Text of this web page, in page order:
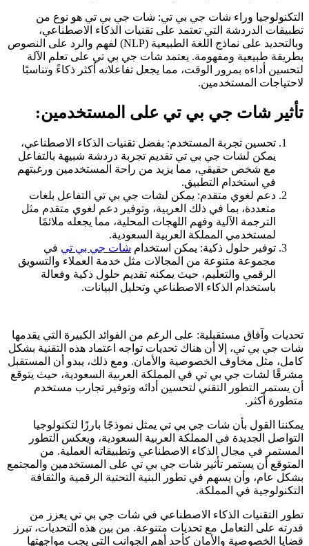
التكنولوجيا وراء شات جي بي تي: شات جي بي تي هو نوع من
تطبيقات الدردشة التي تعتمد على تقنيات الذكاء الاصطناعي،
وبالتحديد على نماذج اللغة الطبيعية (NLP) لفهم والرد على النصوص
بطريقة طبيعية ومفهومة. يعتمد شات جي بي تي على تعلم الآلة
لتحسين أداءه بمرور الوقت، مما يجعل تفاعلاته أكثر ذكاءً وتناسبًا
لاحتياجات المستخدمين.
تأثير شات جي بي تي على المستخدمين:
تحسين تجربة المستخدم: بفضل تقنيات الذكاء الاصطناعي،
يمكن لشات جي بي تي تقديم تجربة دردشة شبيهة بالتفاعل
مع شخص حقيقي، مما يزيد من راحة المستخدمين ورغبتهم
في استخدام التطبيق.
دعم لغوي متقدم: يمكن لشات جي بي تي التفاعل بلغات
متعددة، بما في ذلك العربية، وتوفير دعم لغوي متقدم مثل
الترجمة الآلية وفهم اللهجات المحلية، مما يجعله ملائمًا
لمستخدمي المملكة العربية السعودية.
توفير حلول ذكية: يمكن استخدام شات جي بي تي في
مجموعة متنوعة من المجالات مثل خدمة العملاء والتسويق
الرقمي والتعليم، حيث يمكنه تقديم حلول ذكية وفعالة
باستخدام الذكاء الاصطناعي وتحليل البيانات.
تحديات وآفاق مستقبلية: على الرغم من الفوائد الكبيرة التي يقدمها
شات جي بي تي، إلا أن هناك تحديات تواجه اعتماد هذه التقنية بشكل
كامل، مثل مخاوف الخصوصية والأمان. ومع ذلك، يبدو أن المستقبل
مشرقًا لشات جي بي تي في المملكة العربية السعودية، حيث يتوقع
أن يستمر التطور التقني لتحسين أدائه وتوفير تجارب مستخدم
متطورة أكثر.
يمكننا القول بأن شات جي بي تي يمثل نموذجًا بارزًا لتكنولوجيا
التواصل الجديدة في المملكة العربية السعودية، ويعكس التطور
المستمر في مجال الذكاء الاصطناعي وتطبيقاته العملية. من
المتوقع أن يستمر تأثير شات جي بي تي على المستخدمين والمجتمع
بشكل عام، وأن يسهم في تطور البنية التحتية الرقمية والثقافة
التكنولوجية في المملكة.
تطور التقنيات الذكاء الاصطناعي في شات جي بي تي يعزز من
قدرته على التعامل مع تحديات متنوعة. من بين هذه التحديات، تبرز
قضايا الخصوصية والأمان كأحد أهم الجوانب التي يجب مواجهتها